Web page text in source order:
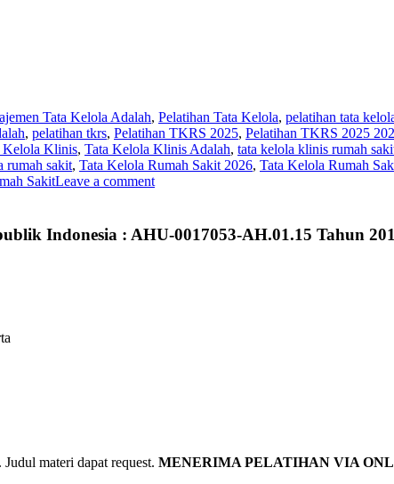
Tata Kelola Adalah, Pelatihan Tata Kelola, pelatihan tata
, pelatihan tkrs, Pelatihan TKRS 2025, Pelatihan TKRS 2025
Kelola Klinis, Tata Kelola Klinis Adalah, tata kelola klinis rumah
rumah sakit, Tata Kelola Rumah Sakit 2026, Tata Kelola Rumah
SakitLeave a comment
Indonesia : AHU-0017053-AH.01.15 Tahun
materi dapat request. MENERIMA PELATIHAN VIA